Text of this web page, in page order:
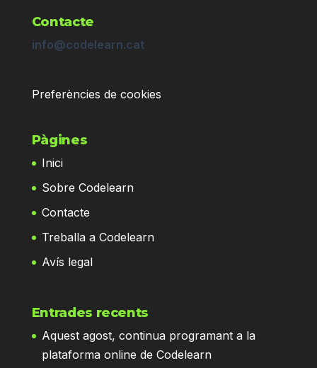
Contacte
info@codelearn.cat
Preferències de cookies
Pàgines
Inici
Sobre Codelearn
Contacte
Treballa a Codelearn
Avís legal
Entrades recents
Aquest agost, continua programant a la
plataforma online de Codelearn